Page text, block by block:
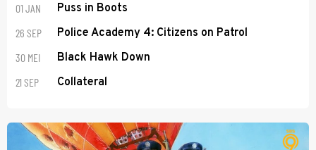
01 JAN Puss in Boots
26 SEP Police Academy 4: Citizens on Patrol
30 MEI Black Hawk Down
21 SEP Collateral